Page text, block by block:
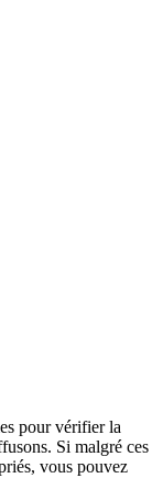
pour vérifier la
Si malgré ces
vous pouvez